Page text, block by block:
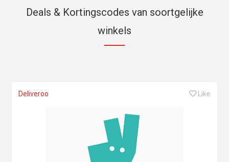
Deals & Kortingscodes van soortgelijke
winkels
Deliveroo Like